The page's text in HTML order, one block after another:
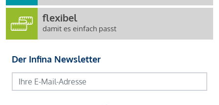
flexibel
damit es einfach passt
Der Infina Newsletter